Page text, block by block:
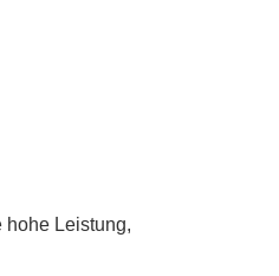
hohe Leistung,